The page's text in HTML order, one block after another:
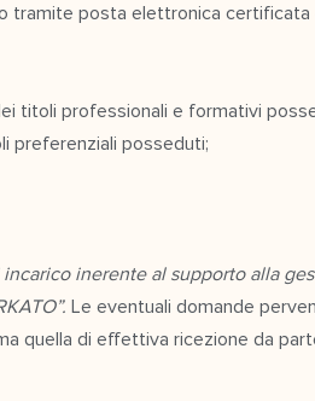
posta elettronica certificata
titoli professionali e formativi
preferenziali posseduti;
incarico inerente al supporto alla
Le eventuali domande
quella di effettiva ricezione da